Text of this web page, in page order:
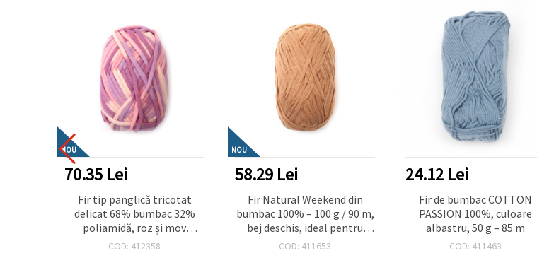
NOU
70.35 Lei
Fir tip panglică tricotat
delicat 68% bumbac 32%
poliamidă, roz și mov
melanj, 50 g – pentru
COD: 412358
NOU
58.29 Lei
Fir Natural Weekend din
bumbac 100% – 100 g / 90 m,
bej deschis, ideal pentru
tricotat, croșetat și proiecte
COD: 411653
24.12 Lei
Fir de bumbac COTTON
PASSION 100%, culoare
albastru, 50 g – 85 m
COD: 411463